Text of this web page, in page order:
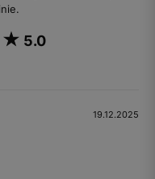
5.0
19.12.2025